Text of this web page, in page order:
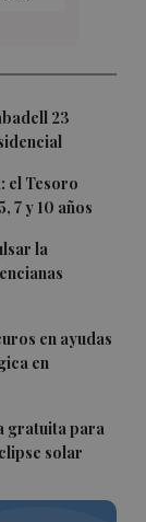
23
el Tesoro
7 y 10 años
la
en ayudas
en
gratuita para
solar